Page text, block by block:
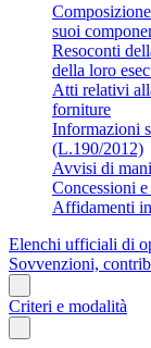
suoi
Resoconti
della loro
Atti relativi
forniture
Informazioni
(L.190/2012)
Avvisi di
Concessioni
Affidamenti
Elenchi ufficiali di
Sovvenzioni,
Criteri e modalità